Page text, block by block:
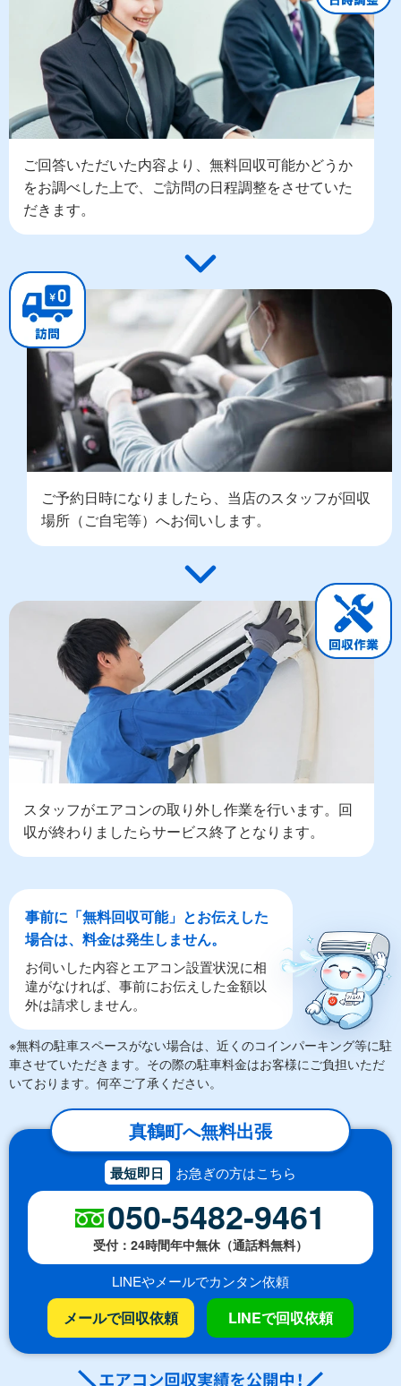
ご回答いただいた内容より、無料回収可能かどうか
をお調べした上で、ご訪問の日程調整をさせていた
だきます。
ご予約日時になりましたら、当店のスタッフが回収
場所（ご自宅等）へお伺いします。
スタッフがエアコンの取り外し作業を行います。回
収が終わりましたらサービス終了となります。
事前に「無料回収可能」とお伝えした
場合は、料金は発生しません。
お伺いした内容とエアコン設置状況に相
違がなければ、事前にお伝えした金額以
外は請求しません。
※無料の駐車スペースがない場合は、近くのコインパーキング等に駐
車させていただきます。その際の駐車料金はお客様にご負担いただ
いております。何卒ご了承ください。
真鶴町へ無料出張
最短即日 お急ぎの方はこちら
050-5482-9461
受付：24時間年中無休（通話料無料）
LINEやメールでカンタン依頼
メールで回収依頼 LINEで回収依頼